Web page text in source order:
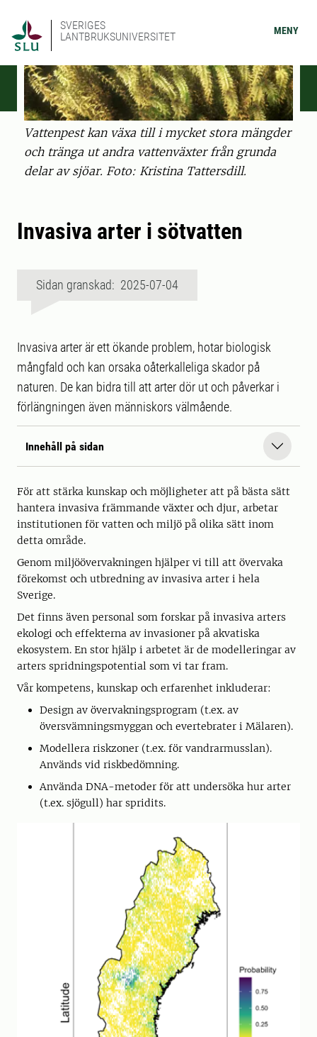
SVERIGES
LANTBRUKSUNIVERSITET
MENY
Vattenpest kan växa till i mycket stora mängder
och tränga ut andra vattenväxter från grunda
delar av sjöar. Foto: Kristina Tattersdill.
Invasiva arter i sötvatten
Sidan granskad: 2025-07-04
Invasiva arter är ett ökande problem, hotar biologisk
mångfald och kan orsaka oåterkalleliga skador på
naturen. De kan bidra till att arter dör ut och påverkar i
förlängningen även människors välmående.
Innehåll på sidan
För att stärka kunskap och möjligheter att på bästa sätt
hantera invasiva främmande växter och djur, arbetar
institutionen för vatten och miljö på olika sätt inom
detta område.
Genom miljöövervakningen hjälper vi till att övervaka
förekomst och utbredning av invasiva arter i hela
Sverige.
Det finns även personal som forskar på invasiva arters
ekologi och effekterna av invasioner på akvatiska
ekosystem. En stor hjälp i arbetet är de modelleringar av
arters spridningspotential som vi tar fram.
Vår kompetens, kunskap och erfarenhet inkluderar:
Design av övervakningsprogram (t.ex. av
översvämningsmyggan och evertebrater i Mälaren).
Modellera riskzoner (t.ex. för vandrarmusslan).
Används vid riskbedömning.
Använda DNA-metoder för att undersöka hur arter
(t.ex. sjögull) har spridits.